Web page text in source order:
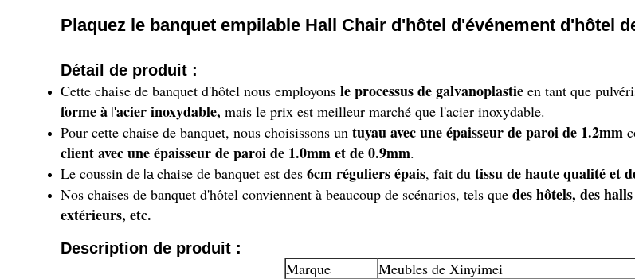
Plaquez le banquet empilable Hall Chair d'hôtel d'événement d'hôtel
Détail de produit :
Cette chaise de banquet d'hôtel nous employons le processus de galvanoplastie en tant que
forme à l'acier inoxydable, mais le prix est meilleur marché que l'acier inoxydable.
Pour cette chaise de banquet, nous choisissons un tuyau avec une épaisseur de paroi de 1.2mm
client avec une épaisseur de paroi de 1.0mm et de 0.9mm.
Le coussin de la chaise de banquet est des 6cm réguliers épais, fait du tissu de haute qualité et
Nos chaises de banquet d'hôtel conviennent à beaucoup de scénarios, tels que des hôtels, des
extérieurs, etc.
Description de produit :
Marque
Meubles de Xinyimei